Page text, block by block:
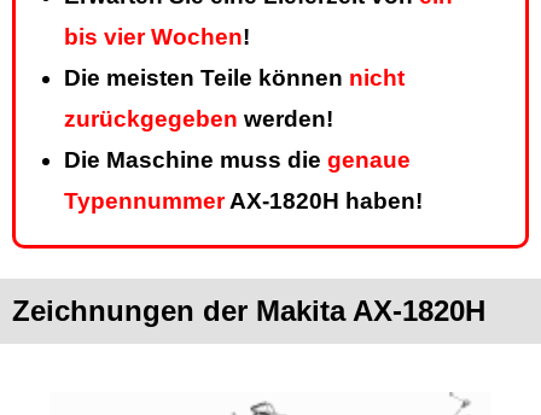
bis vier Wochen!
Die meisten Teile können nicht
zurückgegeben werden!
Die Maschine muss die genaue
TypennummerAX-1820H haben!
Zeichnungen der Makita AX-1820H